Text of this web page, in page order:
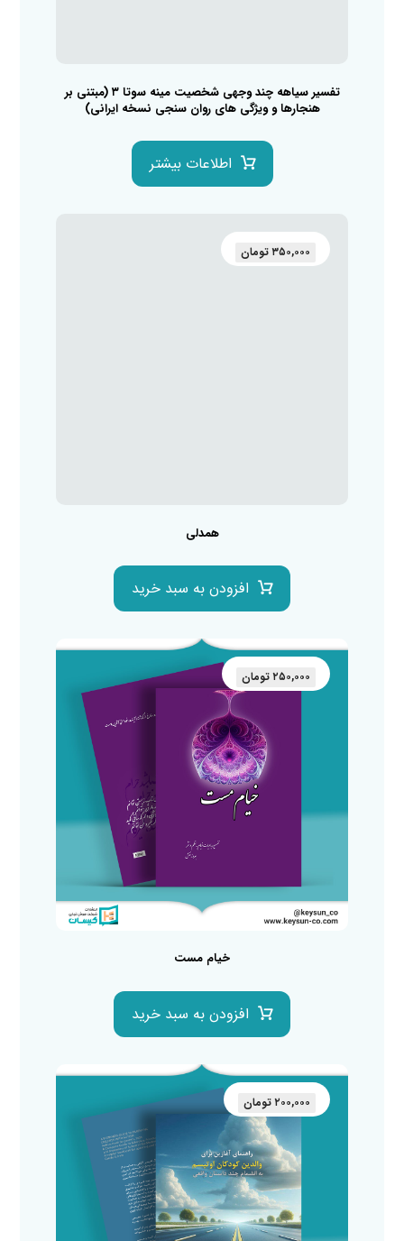
تفسیر سیاهه چند وجهی شخصیت مینه سوتا ۳ (مبتنی بر
هنجارها و ویژگی های روان سنجی نسخه ایرانی)
اطلاعات بیشتر
همدلی
۳۵۰,۰۰۰ تومان
افزودن به سبد خرید
خیام مست
۲۵۰,۰۰۰ تومان
افزودن به سبد خرید
۲۰۰,۰۰۰ تومان